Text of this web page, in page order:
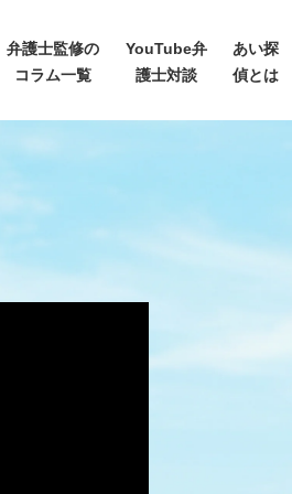
弁護士監修の
コラム一覧
YouTube弁
護士対談
あい探
偵とは